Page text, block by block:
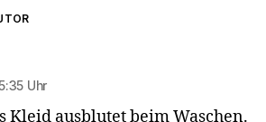
Uhr
Kleid ausblutet beim Waschen.